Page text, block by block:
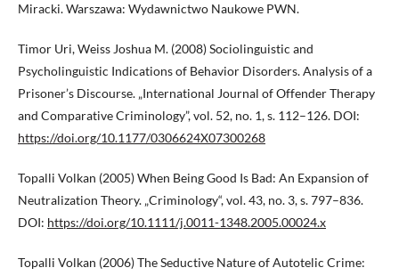
Miracki. Warszawa: Wydawnictwo Naukowe PWN.
Timor Uri, Weiss Joshua M. (2008) Sociolinguistic and
Psycholinguistic Indications of Behavior Disorders. Analysis of a
Prisoner’s Discourse. „International Journal of Offender Therapy
and Comparative Criminology”, vol. 52, no. 1, s. 112–126. DOI:
https://doi.org/10.1177/0306624X07300268
Topalli Volkan (2005) When Being Good Is Bad: An Expansion of
Neutralization Theory. „Criminology“, vol. 43, no. 3, s. 797–836.
DOI: https://doi.org/10.1111/j.0011-1348.2005.00024.x
Topalli Volkan (2006) The Seductive Nature of Autotelic Crime: